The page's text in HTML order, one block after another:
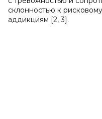
склонностью к
аддикциям [2, 3].